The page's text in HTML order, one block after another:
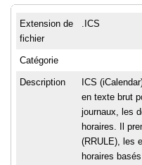
Extension de
fichier
.ICS
Catégorie
Description
ICS
en texte brut
journaux, les
horaires. Il
(RRULE), les
horaires